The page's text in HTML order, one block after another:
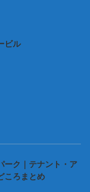
ビル
ーク｜テナント・ア
ころまとめ